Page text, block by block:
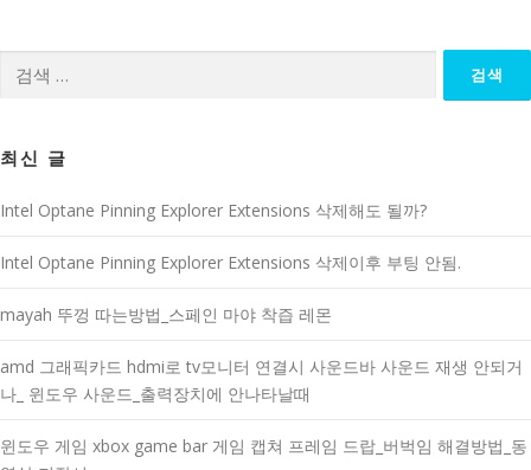
최신 글
Intel Optane Pinning Explorer Extensions 삭제해도 될까?
Intel Optane Pinning Explorer Extensions 삭제이후 부팅 안됨.
mayah 뚜껑 따는방법_스페인 마야 착즙 레몬
amd 그래픽카드 hdmi로 tv모니터 연결시 사운드바 사운드 재생 안되거
나_ 윈도우 사운드_출력장치에 안나타날때
윈도우 게임 xbox game bar 게임 캡쳐 프레임 드랍_버벅임 해결방법_동